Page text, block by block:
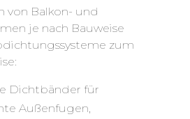
von Balkon- und
je nach Bauweise
zum
Dichtbänder für
Außenfugen,